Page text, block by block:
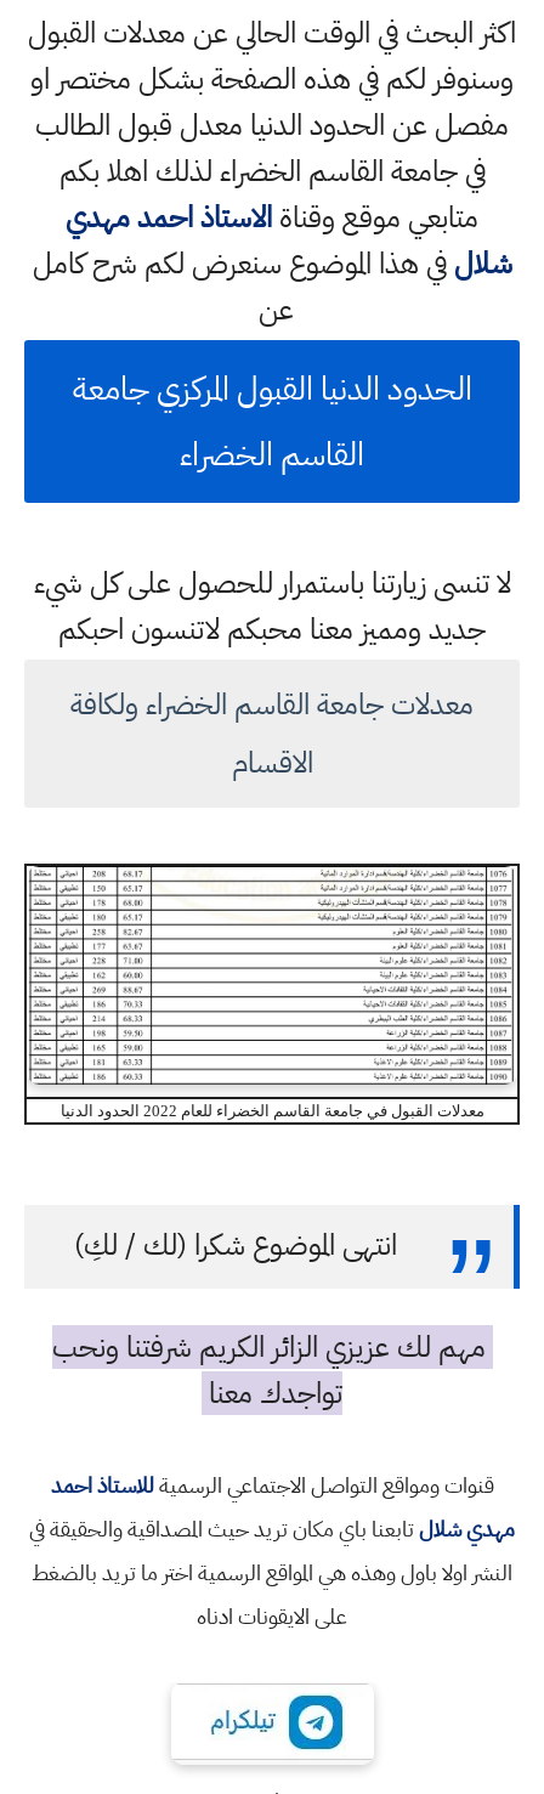
اكثر البحث في الوقت الحالي عن معدلات القبول
وسنوفر لكم في هذه الصفحة بشكل مختصر او
مفصل عن الحدود الدنيا معدل قبول الطالب
في جامعة القاسم الخضراء لذلك اهلا بكم
متابعي موقع وقناةالاستاذ احمد مهدي
شلالفي هذا الموضوع سنعرض لكم شرح كامل
عن
الحدود الدنيا القبول المركزي جامعة
القاسم الخضراء
لا تنسى زيارتنا باستمرار للحصول على كل شيء
جديد ومميز معنا محبكم لاتنسون احبكم
معدلات جامعة القاسم الخضراء ولكافة
الاقسام
معدلات القبول في جامعة القاسم الخضراء للعام 2022 الحدود الدنيا
انتهى الموضوع شكرا (لك / لكِ)
مهم لك عزيزي الزائر الكريم شرفتنا ونحب
تواجدك معنا
قنوات ومواقع التواصل الاجتماعي الرسميةللاستاذ احمد
مهدي شلالتابعنا باي مكان تريد حيث المصداقية والحقيقة في
النشر اولا باول وهذه هي المواقع الرسمية اختر ما تريد بالضغط
على الايقونات ادناه